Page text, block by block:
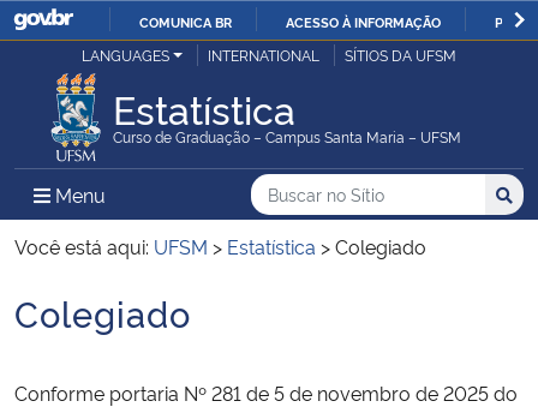
IR
O
COMUNICA BR ACESSO À INFORMAÇÃO
Ministério da Justiça e Segurança Pública
Ministério da Defesa
Ministério das Relações Exteriores
Ministério da Economia
LANGUAGES INTERNATIONAL SÍTIOS DA UFSM
Estatística
Curso de Graduação – Campus Santa Maria – UFSM
Menu Menu Principal do Sítio
Busca
Buscar no no Sítio
Busca:
Você está aqui: UFSM > Estatística >Colegiado
Início do conteúdo
Colegiado
Conforme portaria Nº 281 de 5 de novembro de 2025 do